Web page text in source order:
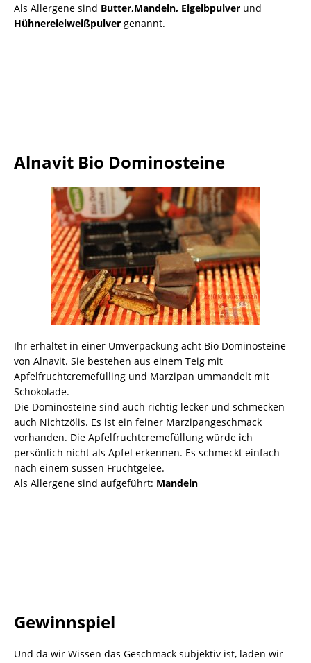
Als Allergene sind Butter,Mandeln, Eigelbpulver und
Hühnereieiweißpulver genannt.
Alnavit Bio Dominosteine
Ihr erhaltet in einer Umverpackung acht Bio Dominosteine
von Alnavit. Sie bestehen aus einem Teig mit
Apfelfruchtcremefülling und Marzipan ummandelt mit
Schokolade.
Die Dominosteine sind auch richtig lecker und schmecken
auch Nichtzölis. Es ist ein feiner Marzipangeschmack
vorhanden. Die Apfelfruchtcremefüllung würde ich
persönlich nicht als Apfel erkennen. Es schmeckt einfach
nach einem süssen Fruchtgelee.
Als Allergene sind aufgeführt: Mandeln
Gewinnspiel
Und da wir Wissen das Geschmack subjektiv ist, laden wir